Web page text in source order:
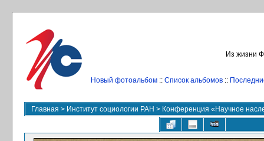
Из жизни
Новый фотоальбом:: Список альбомов::
Главная > Институт социологии РАН > Конференция «Научное